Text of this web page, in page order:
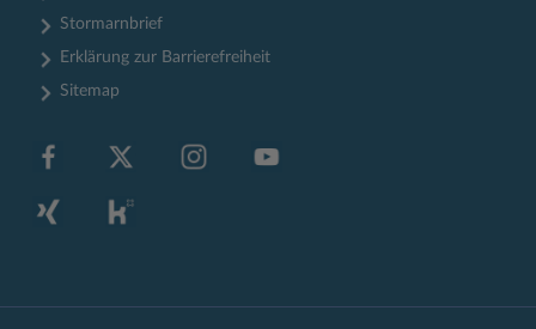
Stormarnbrief
Erklärung zur Barrierefreiheit
Sitemap